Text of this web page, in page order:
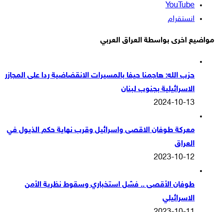
‫YouTube
انستقرام
مواضيع اخرى بواسطة العراق العربي
حزب الله: هاجمنا حيفا بالمسيرات الانقضاضية ردا على المجازر
الاسرائيلية بجنوب لبنان
2024-10-13
معركة طوفان الاقصى واسرائيل وقرب نهاية حكم الذيول في
العراق
2023-10-12
طوفان الأقصى .. فشل استخباري وسقوط نظرية الأمن
الاسرائيلي